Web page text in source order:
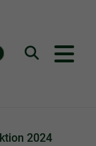
Suchen
2024